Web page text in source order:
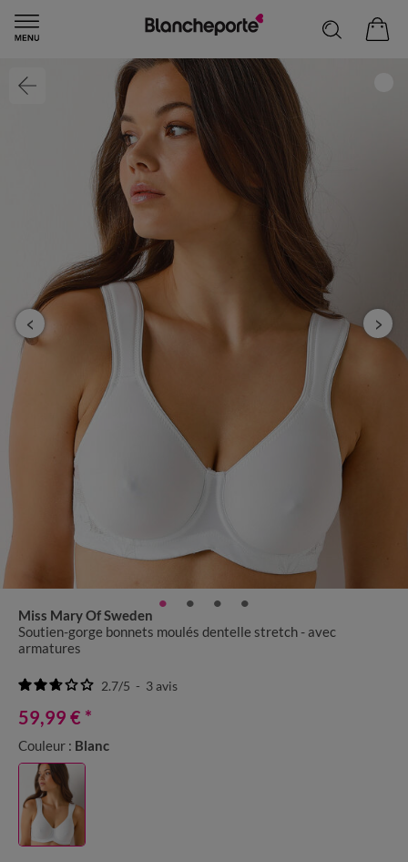
Miss Mary Of Sweden
Soutien-gorge bonnets moulés dentelle stretch - avec
armatures
2.7/5 - 3avis
59,99 € *
Couleur : Blanc